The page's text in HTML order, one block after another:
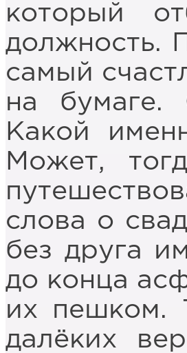
который
должность.
самый
на бумаге.
Какой
Может,
слова о
без друга
до конца
их пешком.
далёких